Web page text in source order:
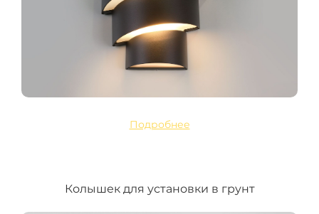
Подробнее
Колышек для установки в грунт